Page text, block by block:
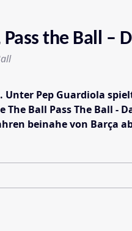
the Ball –
Unter Pep Guardiola
The Ball Pass The Ball
beinahe von Barça